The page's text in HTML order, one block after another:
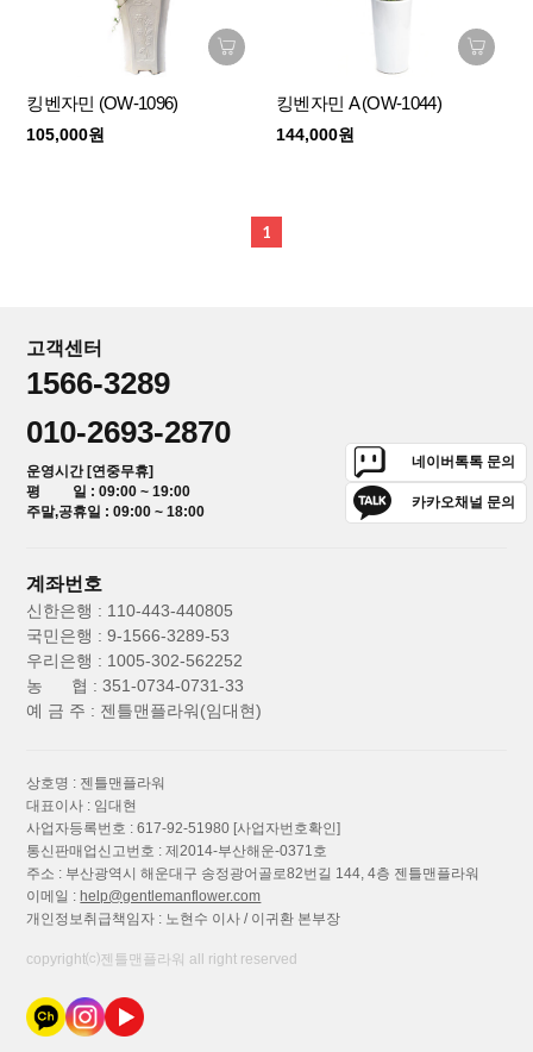
킹벤자민 (OW-1096)
105,000원
킹벤자민 A (OW-1044)
144,000원
1
고객센터
1566-3289
010-2693-2870
운영시간 [연중무휴]
평 일 : 09:00 ~ 19:00
주말,공휴일 : 09:00 ~ 18:00
네이버톡톡 문의
카카오채널 문의
계좌번호
신한은행 : 110-443-440805
국민은행 : 9-1566-3289-53
우리은행 : 1005-302-562252
농 협 : 351-0734-0731-33
예 금 주 : 젠틀맨플라워(임대현)
상호명 : 젠틀맨플라워
대표이사 : 임대현
사업자등록번호 : 617-92-51980 [사업자번호확인]
통신판매업신고번호 : 제2014-부산해운-0371호
주소 : 부산광역시 해운대구 송정광어골로82번길 144, 4층 젠틀맨플라워
이메일 :help@gentlemanflower.com
개인정보취급책임자 : 노현수 이사 / 이귀환 본부장
copyright⒞젠틀맨플라워 all right reserved